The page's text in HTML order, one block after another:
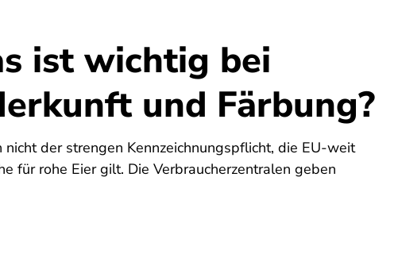
ist wichtig bei
und Färbung?
der strengen Kennzeichnungspflicht, die EU-weit
für rohe Eier gilt. Die Verbraucherzentralen geben